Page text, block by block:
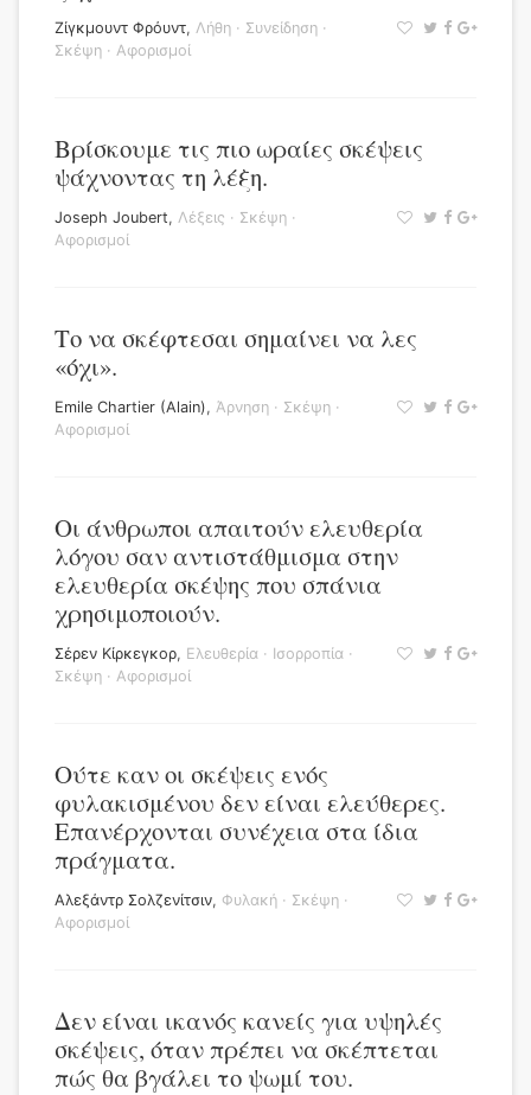
Ζίγκμουντ Φρόυντ, Λήθη · Συνείδηση ·
Σκέψη · Αφορισμοί
Βρίσκουμε τις πιο ωραίες σκέψεις
ψάχνοντας τη λέξη.
Joseph Joubert, Λέξεις · Σκέψη ·
Αφορισμοί
Το να σκέφτεσαι σημαίνει να λες
«όχι».
Emile Chartier (Alain), Άρνηση · Σκέψη ·
Αφορισμοί
Οι άνθρωποι απαιτούν ελευθερία
λόγου σαν αντιστάθμισμα στην
ελευθερία σκέψης που σπάνια
χρησιμοποιούν.
Σέρεν Κίρκεγκορ, Ελευθερία · Ισορροπία ·
Σκέψη · Αφορισμοί
Ούτε καν οι σκέψεις ενός
φυλακισμένου δεν είναι ελεύθερες.
Επανέρχονται συνέχεια στα ίδια
πράγματα.
Αλεξάντρ Σολζενίτσιν, Φυλακή · Σκέψη ·
Αφορισμοί
Δεν είναι ικανός κανείς για υψηλές
σκέψεις, όταν πρέπει να σκέπτεται
πώς θα βγάλει το ψωμί του.